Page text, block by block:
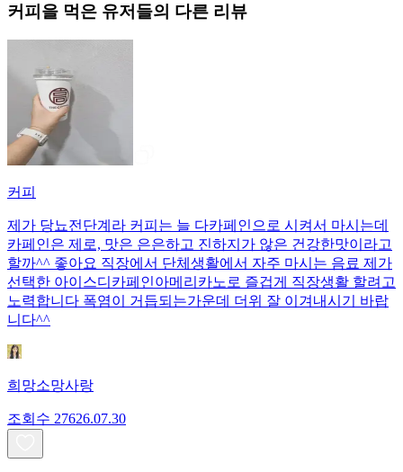
커피 을 먹은 유저들의 다른 리뷰
커피
제가 당뇨전단계라 커피는 늘 다카페인으로 시켜서 마시는데
카페인은 제로, 맛은 은은하고 진하지가 않은 건강한맛이라고
할까^^ 좋아요 직장에서 단체생활에서 자주 마시는 음료 제가
선택한 아이스디카페인아메리카노로 즐겁게 직장생활 할려고
노력합니다 폭염이 거듭되는가운데 더위 잘 이겨내시기 바랍
니다^^
희망소망사랑
조회수 27626.07.30